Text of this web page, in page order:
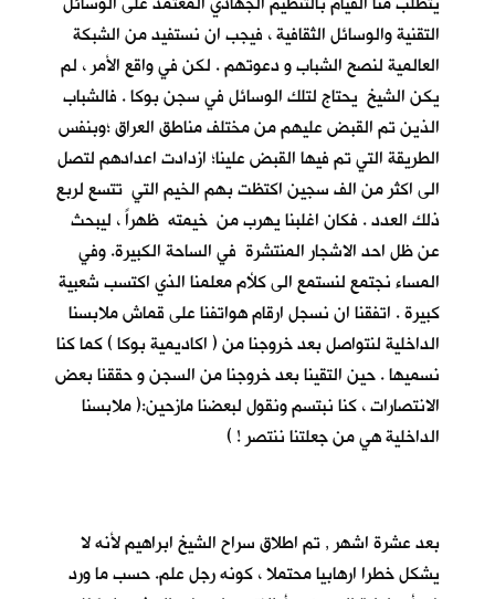
التقنية والوسائل الثقافية ، فيجب ان نستفيد من الشبكة
العالمية لنصح الشباب و دعوتهم . لكن في واقع الأمر ، لم
يكن الشيخ يحتاج لتلك الوسائل في سجن بوكا . فالشباب
الذين تم القبض عليهم من مختلف مناطق العراق ؛وبنفس
الطريقة التي تم فيها القبض علينا؛ ازدادت اعدادهم لتصل
الى اكثر من الف سجين اكتظت بهم الخيم التي تتسع لربع
ذلك العدد . فكان اغلبنا يهرب من خيمته ظهراً ، ليبحث
عن ظل احد الاشجار المنتشرة في الساحة الكبيرة. وفي
المساء نجتمع لنستمع الى كلأم معلمنا الذي اكتسب شعبية
كبيرة . اتفقنا ان نسجل ارقام هواتفنا على قماش ملابسنا
الداخلية لنتواصل بعد خروجنا من ( اكاديمية بوكا ) كما كنا
نسميها . حين التقينا بعد خروجنا من السجن و حققنا بعض
الانتصارات ، كنا نبتسم ونقول لبعضنا مازحين:( ملابسنا
الداخلية هي من جعلتنا ننتصر ! )
بعد عشرة اشهر , تم اطلاق سراح الشيخ ابراهيم لأنه لا
يشكل خطرا ارهابيا محتملا ، كونه رجل علم. حسب ما ورد